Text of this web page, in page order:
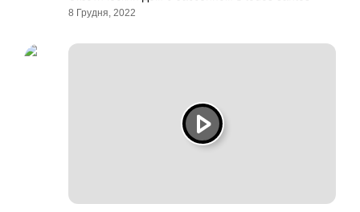
8 Грудня, 2022